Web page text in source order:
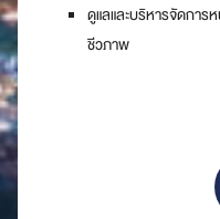
ดูแลและบริหารจัดการ
ชีวภาพ